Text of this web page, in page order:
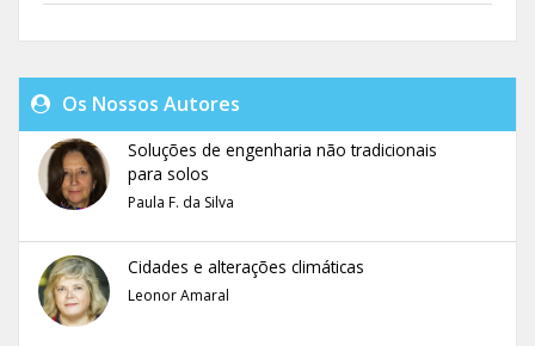
Os Nossos Autores
Soluções de engenharia não tradicionais
para solos
Paula F. da Silva
Cidades e alterações climáticas
Leonor Amaral